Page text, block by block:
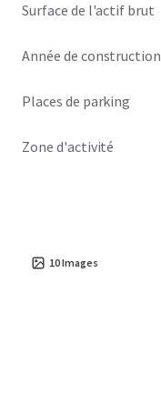
Surface de l'actif brut
Année de construction
Places de parking
Zone d'activité
10Images